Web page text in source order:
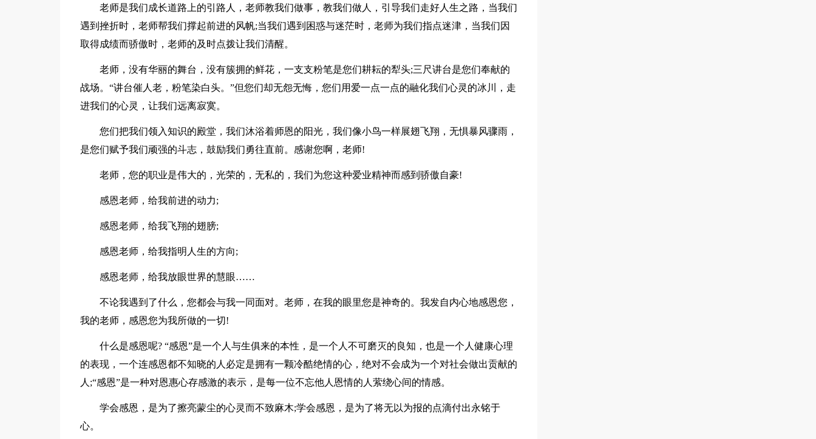
老师是我们成长道路上的引路人，老师教我们做事，教我们做人，引导我们走好人生之路，当我们
遇到挫折时，老师帮我们撑起前进的风帆;当我们遇到困惑与迷茫时，老师为我们指点迷津，当我们因
取得成绩而骄傲时，老师的及时点拨让我们清醒。
老师，没有华丽的舞台，没有簇拥的鲜花，一支支粉笔是您们耕耘的犁头;三尺讲台是您们奉献的
战场。“讲台催人老，粉笔染白头。”但您们却无怨无悔，您们用爱一点一点的融化我们心灵的冰川，走
进我们的心灵，让我们远离寂寞。
您们把我们领入知识的殿堂，我们沐浴着师恩的阳光，我们像小鸟一样展翅飞翔，无惧暴风骤雨，
是您们赋予我们顽强的斗志，鼓励我们勇往直前。感谢您啊，老师!
老师，您的职业是伟大的，光荣的，无私的，我们为您这种爱业精神而感到骄傲自豪!
感恩老师，给我前进的动力;
感恩老师，给我飞翔的翅膀;
感恩老师，给我指明人生的方向;
感恩老师，给我放眼世界的慧眼……
不论我遇到了什么，您都会与我一同面对。老师，在我的眼里您是神奇的。我发自内心地感恩您，
我的老师，感恩您为我所做的一切!
什么是感恩呢? “感恩”是一个人与生俱来的本性，是一个人不可磨灭的良知，也是一个人健康心理
的表现，一个连感恩都不知晓的人必定是拥有一颗冷酷绝情的心，绝对不会成为一个对社会做出贡献的
人;“感恩”是一种对恩惠心存感激的表示，是每一位不忘他人恩情的人萦绕心间的情感。
学会感恩，是为了擦亮蒙尘的心灵而不致麻木;学会感恩，是为了将无以为报的点滴付出永铭于
心。